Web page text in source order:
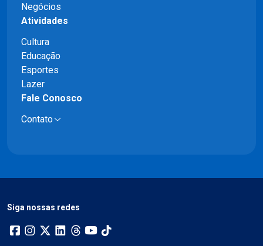
Negócios
Atividades
Cultura
Educação
Esportes
Lazer
Fale Conosco
Contato
Siga nossas redes